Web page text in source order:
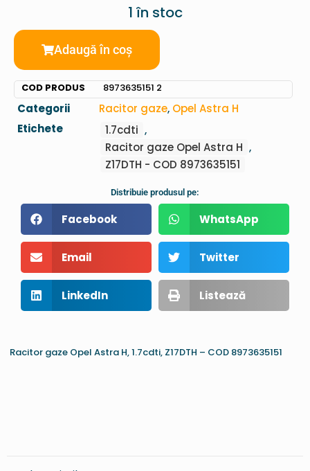
1 în stoc
Adaugă în coș
COD PRODUS 8973635151 2
Categorii Racitor gaze, Opel Astra H
Etichete
1.7cdti ,
Racitor gaze Opel Astra H ,
Z17DTH - COD 8973635151
Distribuie produsul pe:
Facebook WhatsApp
Email Twitter
LinkedIn Listează
Racitor gaze Opel Astra H, 1.7cdti, Z17DTH – COD 8973635151